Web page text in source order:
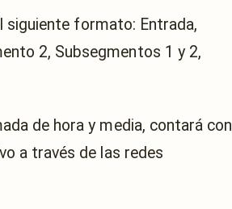
siguiente formato: Entrada,
2, Subsegmentos 1 y 2,
de hora y media, contará con
a través de las redes